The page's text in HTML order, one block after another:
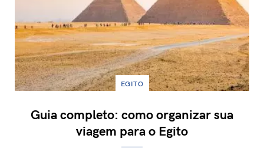
EGITO
Guia completo: como organizar sua
viagem para o Egito